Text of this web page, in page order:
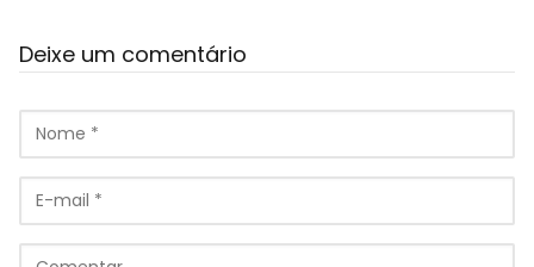
Deixe um comentário